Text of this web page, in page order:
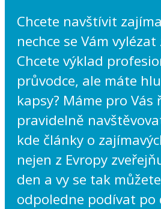
Chcete navštívit
nechce se Vám
Chcete výklad
průvodce, ale máte
kapsy? Máme pro Vás
pravidelně
kde články o
nejen z Evropy
den a vy se tak
odpoledne podívat po